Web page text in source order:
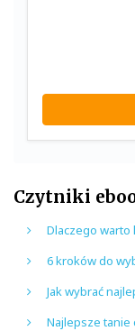
Czytniki
Dlaczego
6 kroków do
Jak wybrać
Najlepsze tanie